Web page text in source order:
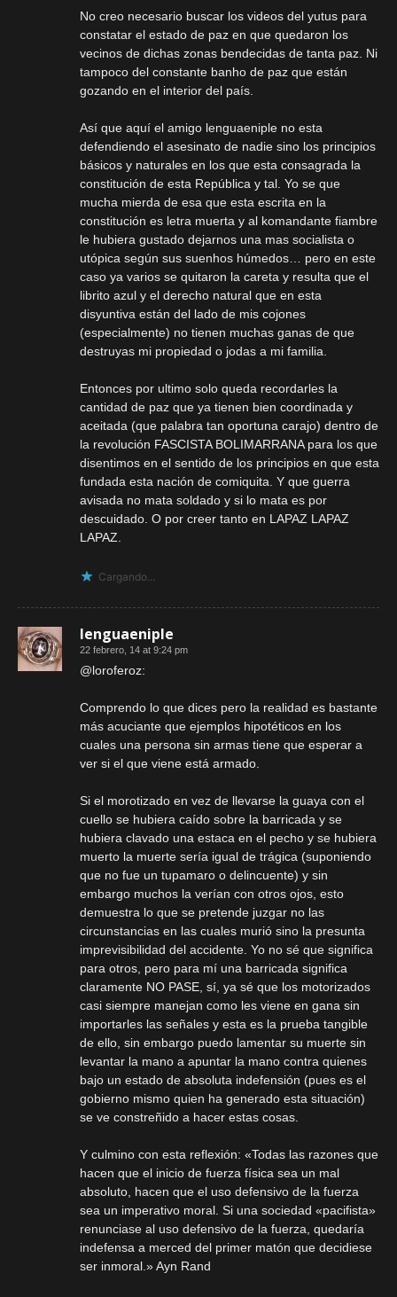
No creo necesario buscar los videos del yutus para
constatar el estado de paz en que quedaron los
vecinos de dichas zonas bendecidas de tanta paz. Ni
tampoco del constante banho de paz que están
gozando en el interior del país.
Así que aquí el amigo lenguaeniple no esta
defendiendo el asesinato de nadie sino los principios
básicos y naturales en los que esta consagrada la
constitución de esta República y tal. Yo se que
mucha mierda de esa que esta escrita en la
constitución es letra muerta y al komandante fiambre
le hubiera gustado dejarnos una mas socialista o
utópica según sus suenhos húmedos… pero en este
caso ya varios se quitaron la careta y resulta que el
librito azul y el derecho natural que en esta
disyuntiva están del lado de mis cojones
(especialmente) no tienen muchas ganas de que
destruyas mi propiedad o jodas a mi familia.
Entonces por ultimo solo queda recordarles la
cantidad de paz que ya tienen bien coordinada y
aceitada (que palabra tan oportuna carajo) dentro de
la revolución FASCISTA BOLIMARRANA para los que
disentimos en el sentido de los principios en que esta
fundada esta nación de comiquita. Y que guerra
avisada no mata soldado y si lo mata es por
descuidado. O por creer tanto en LAPAZ LAPAZ
LAPAZ.
Cargando...
lenguaeniple
22 febrero, 14 at 9:24 pm
@loroferoz:
Comprendo lo que dices pero la realidad es bastante
más acuciante que ejemplos hipotéticos en los
cuales una persona sin armas tiene que esperar a
ver si el que viene está armado.
Si el morotizado en vez de llevarse la guaya con el
cuello se hubiera caído sobre la barricada y se
hubiera clavado una estaca en el pecho y se hubiera
muerto la muerte sería igual de trágica (suponiendo
que no fue un tupamaro o delincuente) y sin
embargo muchos la verían con otros ojos, esto
demuestra lo que se pretende juzgar no las
circunstancias en las cuales murió sino la presunta
imprevisibilidad del accidente. Yo no sé que significa
para otros, pero para mí una barricada significa
claramente NO PASE, sí, ya sé que los motorizados
casi siempre manejan como les viene en gana sin
importarles las señales y esta es la prueba tangible
de ello, sin embargo puedo lamentar su muerte sin
levantar la mano a apuntar la mano contra quienes
bajo un estado de absoluta indefensión (pues es el
gobierno mismo quien ha generado esta situación)
se ve constreñido a hacer estas cosas.
Y culmino con esta reflexión: «Todas las razones que
hacen que el inicio de fuerza física sea un mal
absoluto, hacen que el uso defensivo de la fuerza
sea un imperativo moral. Si una sociedad «pacifista»
renunciase al uso defensivo de la fuerza, quedaría
indefensa a merced del primer matón que decidiese
ser inmoral.» Ayn Rand